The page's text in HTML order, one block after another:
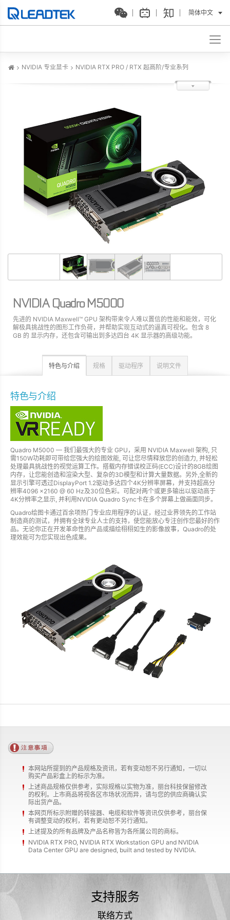
简体中文
NVIDIA 专业显卡 NVIDIA RTX PRO / RTX 超高阶/专业系列
NVIDIA Quadro M5000
先进的 NVIDIA Maxwell™ GPU 架构带来令人难以置信的性能和能效，可化
解极具挑战性的图形工作负荷，并帮助实现互动式的逼真可视化。包含 8
GB 的 显示内存，还包含可输出到多达四台 4K 显示器的高级功能。
特色与介绍 规格 驱动程序 说明文件
特色与介绍
Quadro M5000 — 我们最强大的专业 GPU，采用 NVIDIA Maxwell 架构, 只
需150W功耗即可带给您强大的绘图效能, 可让您尽情释放您的创造力, 并轻松
处理最具挑战性的视觉运算工作。搭载内存错误校正码(ECC)设计的8GB绘图
内存，让您能创造和渲染大型、复杂的3D模型和计算大量数据。另外,全新的
显示引擎可透过DisplayPort 1.2驱动多达四个4K分辨率屏幕，并支持超高分
辨率4096 ×2160 @ 60 Hz及30位色彩。可配对两个或更多输出以驱动高于
4K分辨率之显示, 并利用NVIDIA Quadro Sync卡在多个屏幕上做画面同步。
Quadro绘图卡通过百余项热门专业应用程序的认证，经过业界领先的工作站
制造商的测试，并拥有全球专业人士的支持，使您能放心专注创作您最好的作
品。无论你正在开发革命性的产品或描绘栩栩如生的影像故事，Quadro的处
理效能可为您实现出色成果。
本网站所提到的产品规格及资讯，若有变动恕不另行通知，一切以
购买产品彩盒上的标示为准。
上述商品规格仅供参考，实际规格以实物为准，丽台科技保留修改
的权利。上市商品将视各区市场状况而异，请与您的供应商确认实
际出货产品。
本网页所标示附赠的转接器、电缆和软件等资讯仅供参考，丽台保
有调整变动的权利，若有更动恕不另行通知。
上述提及的所有品牌及产品名称皆为各所属公司的商标。
NVIDIA RTX PRO, NVIDIA RTX Workstation GPU and NVIDIA
Data Center GPU are designed, built and tested by NVIDIA.
支持服务
联络方式